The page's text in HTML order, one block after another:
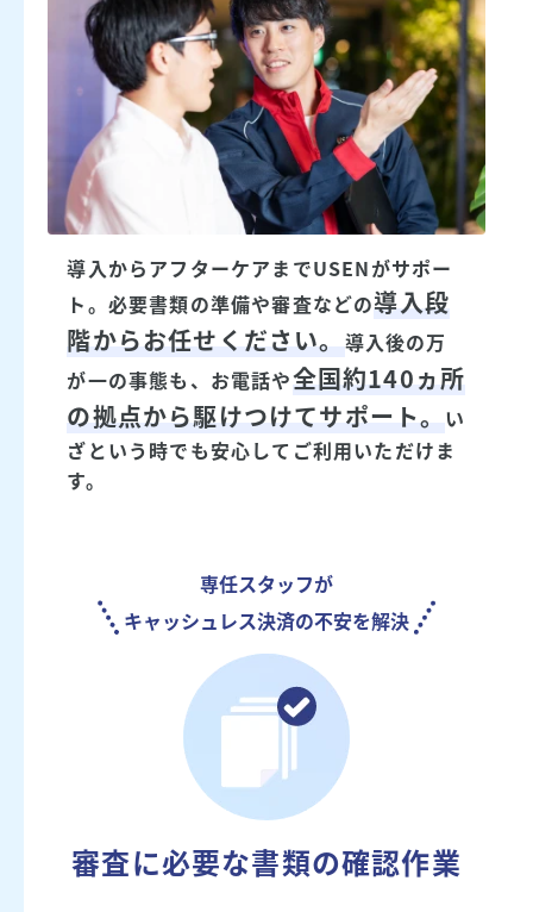
導入からアフターケアまでUSENがサポー
ト。必要書類の準備や審査などの導入段
階からお任せください。 導入後の万
が一の事態も、お電話や全国約140ヵ所
の拠点から駆けつけてサポート。 い
ざという時でも安心してご利用いただけま
す。
専任スタッフが
キャッシュレス決済の不安を解決
審査に必要な書類の確認作業